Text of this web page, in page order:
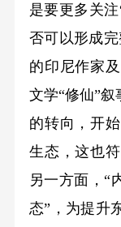
是要更多关
否可以形成
的印尼作家
文学“修仙”
的转向，开
生态，这也
另一方面，“
态”，为提升